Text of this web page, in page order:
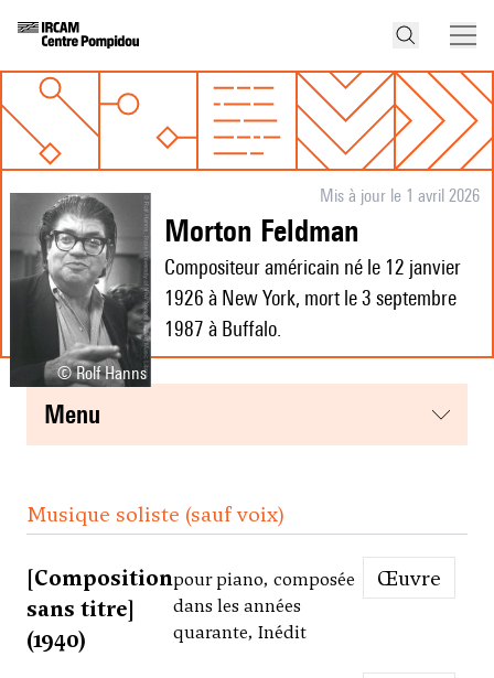
© Rolf Hanns
Mis à jour le 1 avril 2026
Morton Feldman
Compositeur américain né le 12 janvier
1926 à New York, mort le 3 septembre
1987 à Buffalo.
menu
Musique soliste (sauf voix)
[Composition
sans titre]
(1940)
pour piano, composée
dans les années
quarante, Inédit
Œuvre